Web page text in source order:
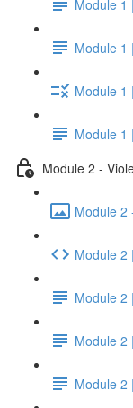
Module 1
Module 1
Module 1
Module 1
Module 2 -
Module 2
Module 2
Module 2
Module 2
Module 2